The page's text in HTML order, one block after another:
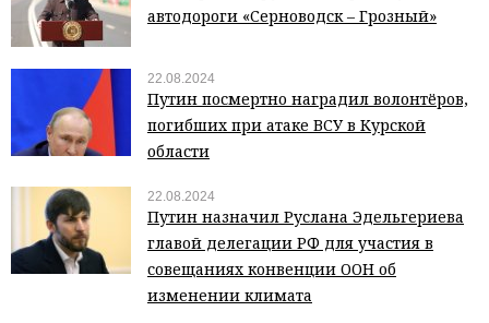
автодороги «Серноводск – Грозный»
22.08.2024
Путин посмертно наградил волонтёров,
погибших при атаке ВСУ в Курской
области
22.08.2024
Путин назначил Руслана Эдельгериева
главой делегации РФ для участия в
совещаниях конвенции ООН об
изменении климата